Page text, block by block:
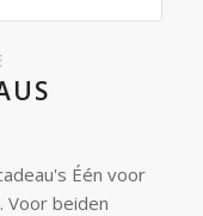
Één voor
Voor beiden